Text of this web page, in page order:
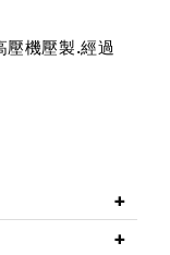
機壓製.經過